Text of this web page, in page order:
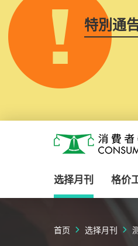
特別通
消费者委员会
选择月刊 格价
首页 选择月刊